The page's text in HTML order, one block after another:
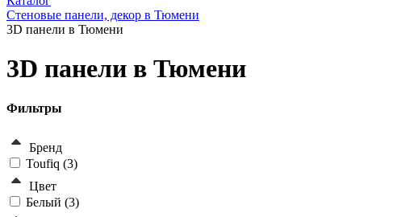
Стеновые панели, декор в Тюмени
3D панели в Тюмени
3D панели в Тюмени
Фильтры
Бренд
Toufiq (3)
Цвет
Белый (3)